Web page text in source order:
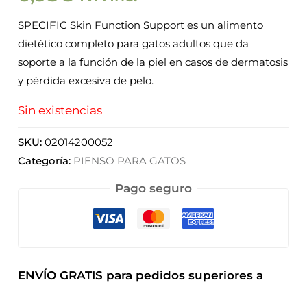
SPECIFIC Skin Function Support es un alimento
dietético completo para gatos adultos que da
soporte a la función de la piel en casos de dermatosis
y pérdida excesiva de pelo.
Sin existencias
SKU:02014200052
Categoría: PIENSO PARA GATOS
Pago seguro
ENVÍO GRATIS para pedidos superiores a